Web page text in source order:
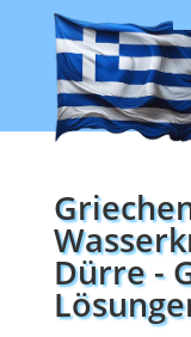
Dürre -